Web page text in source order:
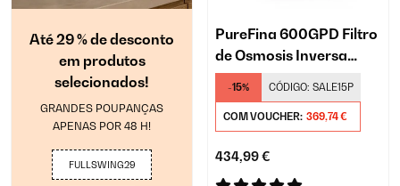
Até 29 % de desconto
em produtos
selecionados!
GRANDES POUPANÇAS
APENAS POR 48 H!
FULLSWING29
PureFina 600GPD Filtro
de Osmosis Inversa​
Debaixo da Pia Branco
-15% CÓDIGO: SALE15P
COM VOUCHER: 369,74 €
434,99 €